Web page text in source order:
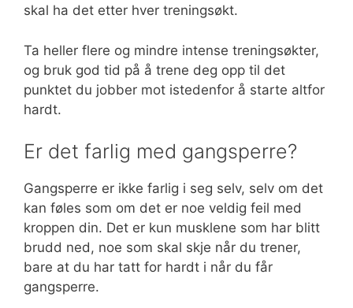
skal ha det etter hver treningsøkt.
Ta heller flere og mindre intense treningsøkter,
og bruk god tid på å trene deg opp til det
punktet du jobber mot istedenfor å starte altfor
hardt.
Er det farlig med gangsperre?
Gangsperre er ikke farlig i seg selv, selv om det
kan føles som om det er noe veldig feil med
kroppen din. Det er kun musklene som har blitt
brudd ned, noe som skal skje når du trener,
bare at du har tatt for hardt i når du får
gangsperre.